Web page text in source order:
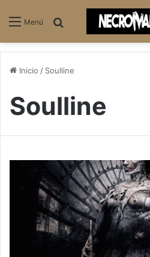
Menú
Inicio / Soulline
Soulline